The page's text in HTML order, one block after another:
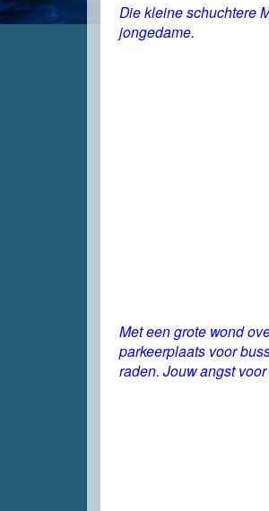
Die kleine schuchtere
jongedame.
Met een grote wond
parkeerplaats voor
raden. Jouw angst